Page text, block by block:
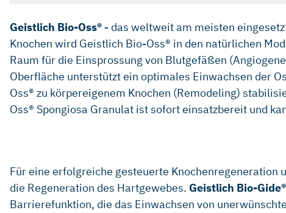
Geistlich Bio-Oss® - das weltweit am meisten
Knochen wird Geistlich Bio-Oss® in den natürlichen
Raum für die Einsprossung von Blutgefäßen
Oberfläche unterstützt ein optimales Einwachsen der
Oss® zu körpereigenem Knochen (Remodeling)
Oss® Spongiosa Granulat ist sofort einsatzbereit und
Für eine erfolgreiche gesteuerte
die Regeneration des Hartgewebes. Geistlich Bio-Gide®
Barrierefunktion, die das Einwachsen von